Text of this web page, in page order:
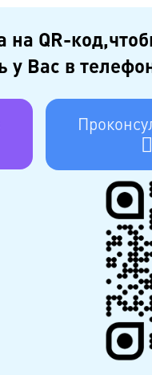
QR-
у Вас в